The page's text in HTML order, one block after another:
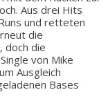
Aus drei Hits
und retteten
die
doch die
von Mike
Ausgleich
Bases